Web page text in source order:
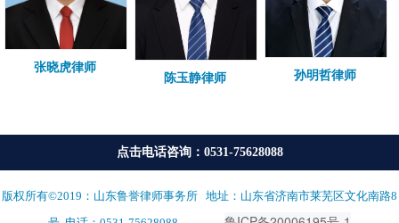
张晓虎律师
陈玉静律师 孙明哲律师
点击电话咨询：0531-75628088
版权所有©2019：山东鲁誉律师事务所 地址：山东省济南市莱芜区文化南路8